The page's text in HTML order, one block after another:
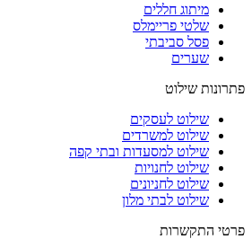
מיתוג חללים
שלטי פריימלס
פסל סביבתי
שערים
פתרונות שילוט
שילוט לעסקים
שילוט למשרדים
שילוט למסעדות ובתי קפה
שילוט לחנויות
שילוט לחניונים
שילוט לבתי מלון
פרטי התקשרות